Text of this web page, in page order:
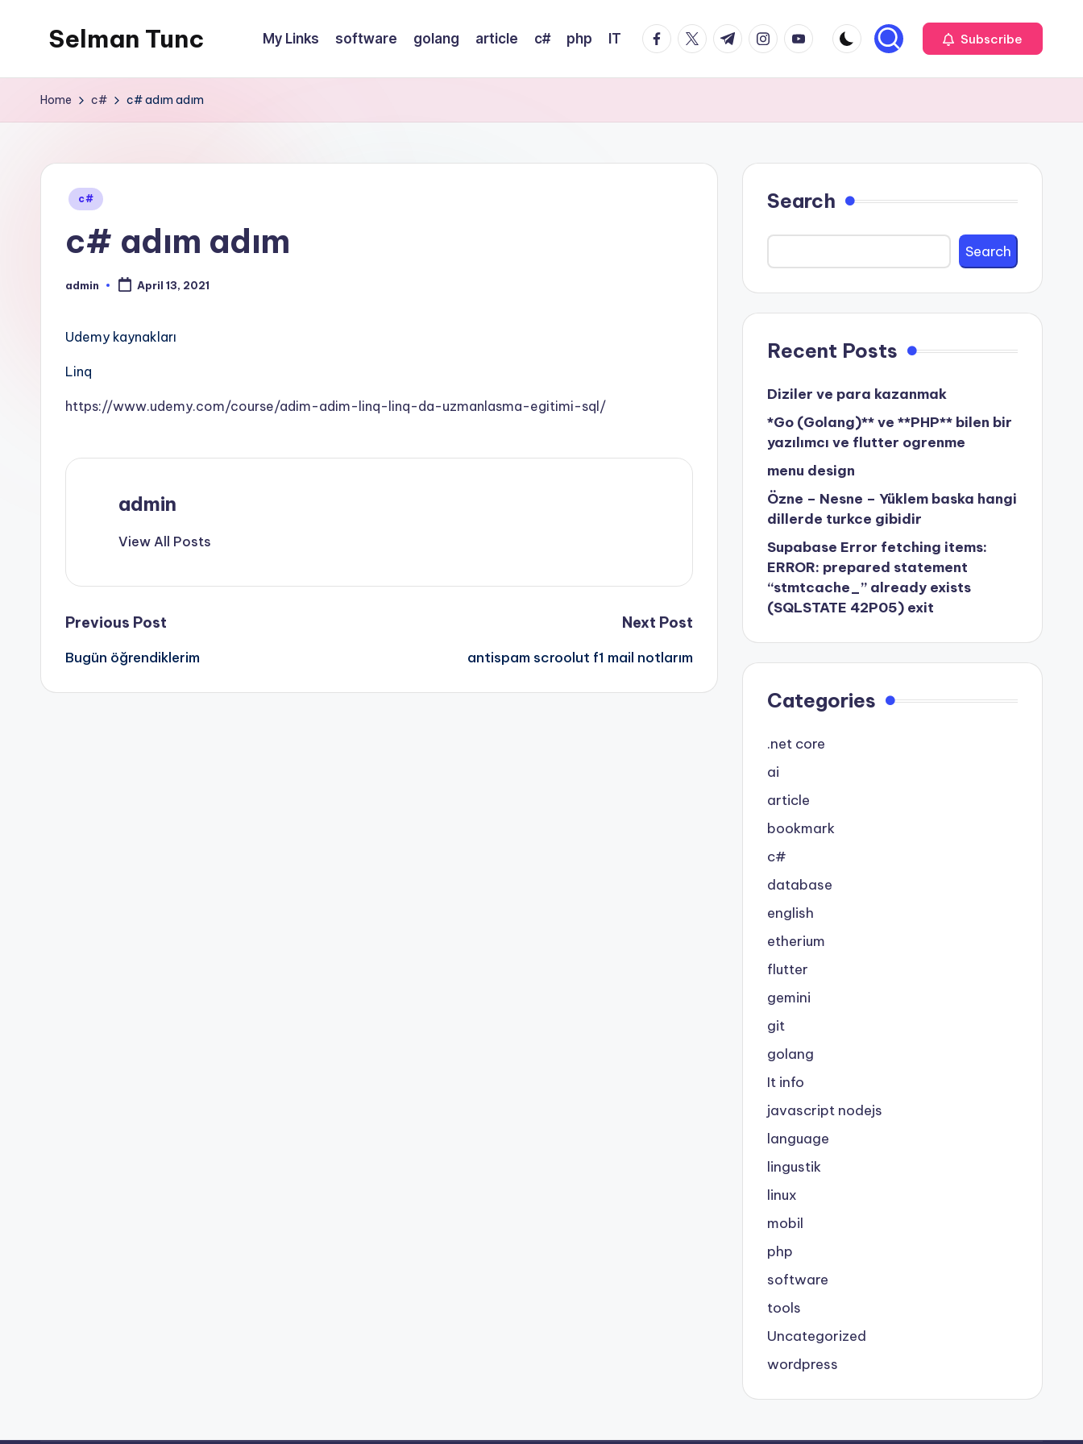
Selman Tunc My Links software golang article c# php IT facebook.com
twitter.com
t.me instagram.com
youtube.com Subscribe
Home c# c# adım adım
Posted
c#
c# adım adım
Posted
admin April 13, 2021
Udemy kaynakları
Linq
https://www.udemy.com/course/adim-adim-linq-linq-da-uzmanlasma-egitimi-sql/
admin
View All Posts
Post
navigation
Previous Post
Bugün öğrendiklerim
Next Post
antispam scroolut f1 mail notlarım
Search
Search
Recent Posts
Diziler ve para kazanmak
*Go (Golang)** ve **PHP** bilen bir
yazılımcı ve flutter ogrenme
menu design
Özne – Nesne – Yüklem baska hangi
dillerde turkce gibidir
Supabase Error fetching items:
ERROR: prepared statement
“stmtcache_” already exists
(SQLSTATE 42P05) exit
Categories
.net core
ai
article
bookmark
c#
database
english
etherium
flutter
gemini
git
golang
It info
javascript nodejs
language
lingustik
linux
mobil
php
software
tools
Uncategorized
wordpress